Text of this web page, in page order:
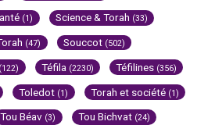
(1) Science & Torah (33)
(47) Souccot (502)
(122) Téfila (2230) Téfilines (356)
Toledot (1) Torah et société (1)
Tou Béav (3) Tou Bichvat (24)